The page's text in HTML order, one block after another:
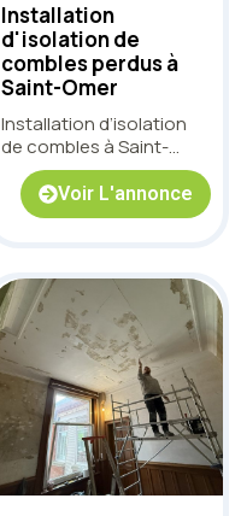
Installation
d'isolation de
combles perdus à
Saint-Omer
Installation d’isolation
de combles à Saint-
Omer
Voir L'annonce